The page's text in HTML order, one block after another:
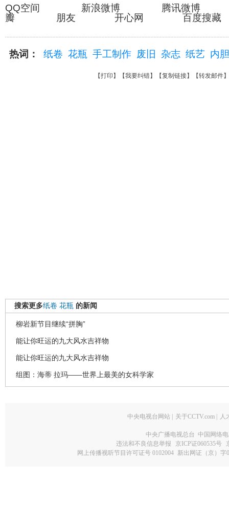
QQ空间 新浪微博 腾讯微
瓣 朋友 开心网 百度搜
热词： 纸卷 花瓶 手工制作 废旧 杂志 纸艺 内胆
【打印 】【我要纠错】【复制链接】【转发邮件
搜索更多纸卷 花瓶 的新闻
柳岩新节目继续“拼胸”
能让你旺运的九大风水吉祥物
能让你旺运的九大风水吉祥物
组图：海蒂 拉玛――世界上最美的女科学家
中央电视台网站 关于CCTV.com 人
中央广播电视总台 中国网络
违法和不良信息举报
京ICP证060535号
网上传播视听节目许可证号 0102004 新出网证（京）